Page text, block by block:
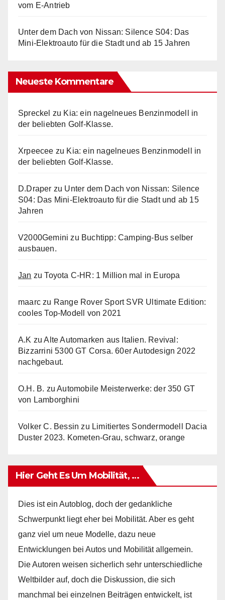
vom E-Antrieb
Unter dem Dach von Nissan: Silence S04: Das
Mini-Elektroauto für die Stadt und ab 15 Jahren
Neueste Kommentare
Spreckel zu Kia: ein nagelneues Benzinmodell in
der beliebten Golf-Klasse.
Xrpeecee zu Kia: ein nagelneues Benzinmodell in
der beliebten Golf-Klasse.
D.Draper zu Unter dem Dach von Nissan: Silence
S04: Das Mini-Elektroauto für die Stadt und ab 15
Jahren
V2000Gemini zu Buchtipp: Camping-Bus selber
ausbauen.
Jan zuToyota C-HR: 1 Million mal in Europa
maarc zu Range Rover Sport SVR Ultimate Edition:
cooles Top-Modell von 2021
A.K zuAlte Automarken aus Italien. Revival:
Bizzarrini 5300 GT Corsa. 60er Autodesign 2022
nachgebaut.
O.H. B. zuAutomobile Meisterwerke: der 350 GT
von Lamborghini
Volker C. Bessin zu Limitiertes Sondermodell Dacia
Duster 2023. Kometen-Grau, schwarz, orange
Hier Geht Es Um Mobilität, …
Dies ist ein Autoblog, doch der gedankliche
Schwerpunkt liegt eher bei Mobilität. Aber es geht
ganz viel um neue Modelle, dazu neue
Entwicklungen bei Autos und Mobilität allgemein.
Die Autoren weisen sicherlich sehr unterschiedliche
Weltbilder auf, doch die Diskussion, die sich
manchmal bei einzelnen Beiträgen entwickelt, ist